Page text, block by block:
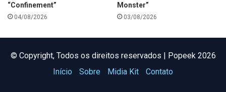
“Confinement”
04/08/2026
Monster”
03/08/2026
©️ Copyright, Todos os direitos reservados | Popeek 2026
Início
Sobre Midia Kit Contato